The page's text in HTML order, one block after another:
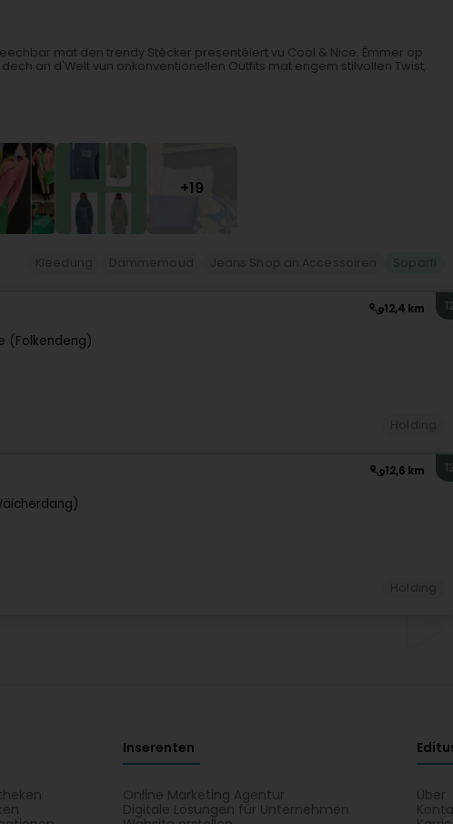
mat den trendy Stécker presentéiert vu Cool & Nice. Ëmmer op
an d'Welt vun onkonventionellen Outfits mat engem stilvollen Twist,
+19
12,4 km
(Folkendeng)
12
12,6 km 13
Inserenten
Online Marketing Agentur
Digitale Lösungen für Unternehmen
Über